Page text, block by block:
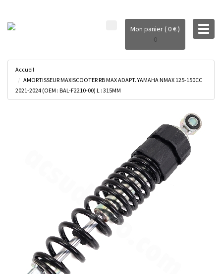
Mon panier ( 0 € )
0
Accueil
AMORTISSEUR MAXISCOOTER RB MAX ADAPT. YAMAHA NMAX 125-150CC
2021-2024 (OEM : BAL-F2210-00) L : 315MM